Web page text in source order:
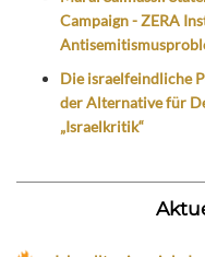
Campaign - ZERA
Die israelfeindliche
der Alternative für
„Israelkritik“